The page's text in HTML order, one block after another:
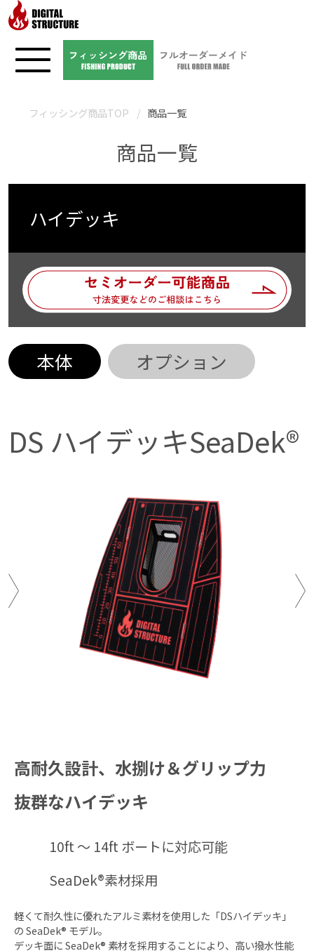
フィッシング商品TOP 商品一覧
商品一覧
ハイデッキ
本体 オプション
DS ハイデッキSeaDek®
高耐久設計、水捌け＆グリップ力
抜群なハイデッキ
10ft ～ 14ft ボートに対応可能
SeaDek®素材採用
軽くて耐久性に優れたアルミ素材を使用した「DSハイデッキ」
の SeaDek® モデル。
デッキ面に SeaDek® 素材を採用することにより、高い撥水性能